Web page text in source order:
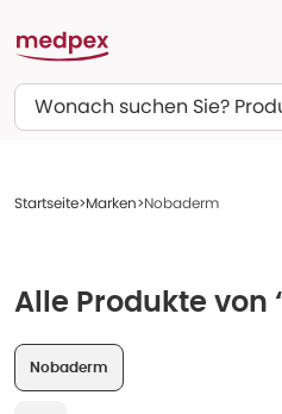
Suchen
Startseite Marken Nobaderm
Alle Produkte von
Nobaderm